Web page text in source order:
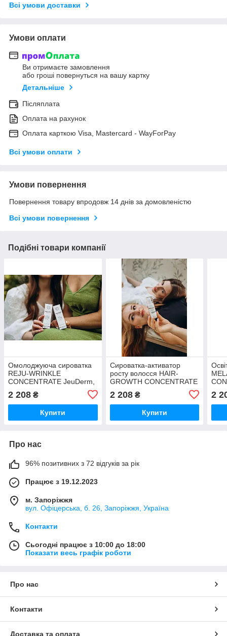
Всі умови доставки
Умови оплати
Ви отримаєте замовлення
або гроші повернуться на вашу картку
Детальніше
Післяплата
Оплата на рахунок
Оплата карткою Visa, Mastercard - WayForPay
Всі умови оплати
Умови повернення
Повернення товару впродовж 14 днів за домовленістю
Всі умови повернення
Подібні товари компанії
Омолоджуюча сироватка
REJU-WRINKLE
CONCENTRATE JeuDerm,
2 208 ₴
Купити
Сироватка-активатор
росту волосся HAIR-
GROWTH CONCENTRATE
2 208₴
Купити
2
Про нас
96% позитивних з 72 відгуків за рік
Працює з 19.12.2023
м. Запоріжжя
вул. Офіцерська, б. 26, Запоріжжя, Україна
Контакти
Сьогодні працює з 10:00 до 18:00
Показати весь графік роботи
Про нас
Контакти
Доставка та оплата